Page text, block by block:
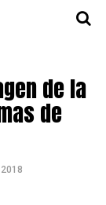
de la
de